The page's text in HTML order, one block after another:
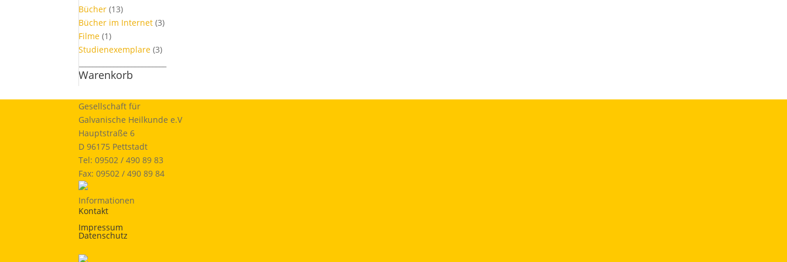
Bücher (13)
Bücher im Internet (3)
Filme (1)
Studienexemplare (3)
Warenkorb
Gesellschaft für
Galvanische Heilkunde e.V
Hauptstraße 6
D 96175 Pettstadt
Tel: 09502 / 490 89 83
Fax: 09502 / 490 89 84
Informationen
Kontakt
Impressum
Datenschutz